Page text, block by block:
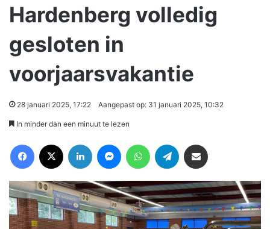
Hardenberg volledig
gesloten in
voorjaarsvakantie
28 januari 2025, 17:22 Aangepast op: 31 januari 2025, 10:32
In minder dan een minuut te lezen